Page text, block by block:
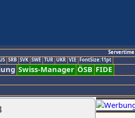
Servertime
SRB SVK SWE TUR UKR VIE FontSize:11pt
Swiss-Manager ÖSB FIDE